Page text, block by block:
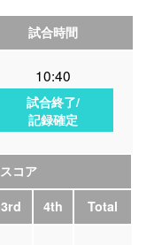
試合時間
10:40
試合終了/
記録確定
スコア
3rd 4th Total